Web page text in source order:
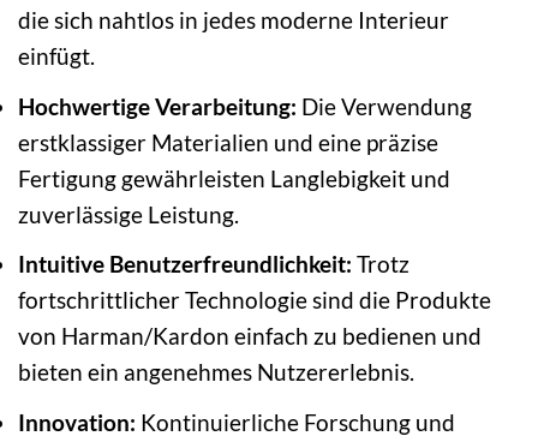
die sich nahtlos in jedes moderne Interieur
einfügt.
Hochwertige Verarbeitung: Die Verwendung
erstklassiger Materialien und eine präzise
Fertigung gewährleisten Langlebigkeit und
zuverlässige Leistung.
Intuitive Benutzerfreundlichkeit: Trotz
fortschrittlicher Technologie sind die Produkte
von Harman/Kardon einfach zu bedienen und
bieten ein angenehmes Nutzererlebnis.
Innovation: Kontinuierliche Forschung und